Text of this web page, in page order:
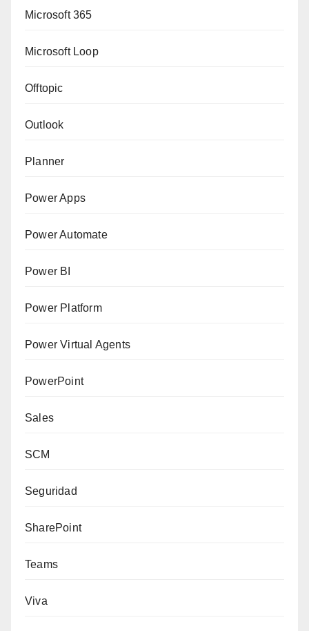
Microsoft 365
Microsoft Loop
Offtopic
Outlook
Planner
Power Apps
Power Automate
Power BI
Power Platform
Power Virtual Agents
PowerPoint
Sales
SCM
Seguridad
SharePoint
Teams
Viva